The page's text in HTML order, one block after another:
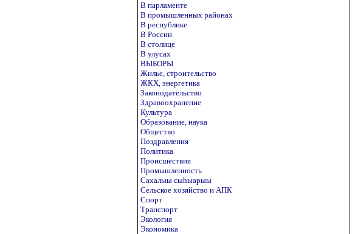
В парламенте
В промышленных районах
В республике
В России
В столице
В улусах
ВЫБОРЫ
Жилье, строительство
ЖКХ, энергетика
Законодательство
Здравоохранение
Культура
Образование, наука
Общество
Поздравления
Политика
Происшествия
Промышленность
Сахалыы сыhыарыы
Сельское хозяйство и АПК
Спорт
Транспорт
Экология
Экономика